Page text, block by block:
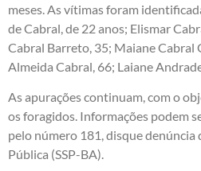
meses. As vítimas foram
de Cabral, de 22 anos; Elismar
Cabral Barreto, 35; Maiane Cabral
Almeida Cabral, 66; Laiane
As apurações continuam, com o
os foragidos. Informações podem
pelo número 181, disque denúncia
Pública (SSP-BA).